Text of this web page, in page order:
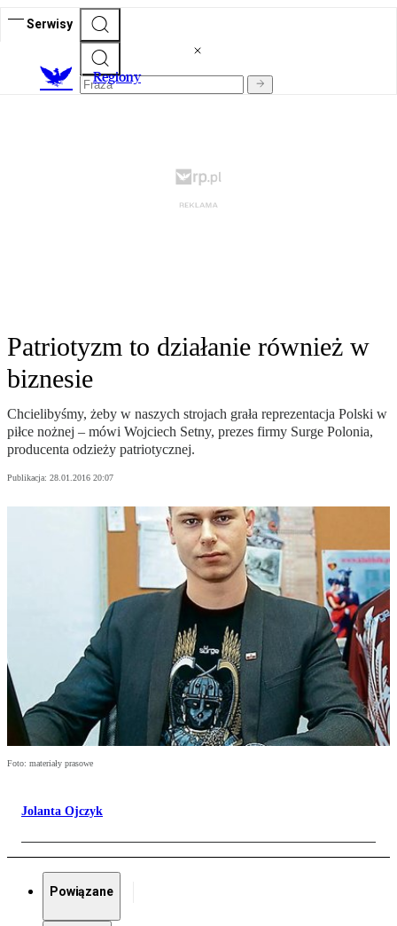
Serwisy
Regiony
Patriotyzm to działanie również w
biznesie
Chcielibyśmy, żeby w naszych strojach grała reprezentacja Polski w
piłce nożnej – mówi Wojciech Setny, prezes firmy Surge Polonia,
producenta odzieży patriotycznej.
Publikacja: 28.01.2016 20:07
Foto: materiały prasowe
Jolanta Ojczyk
Powiązane